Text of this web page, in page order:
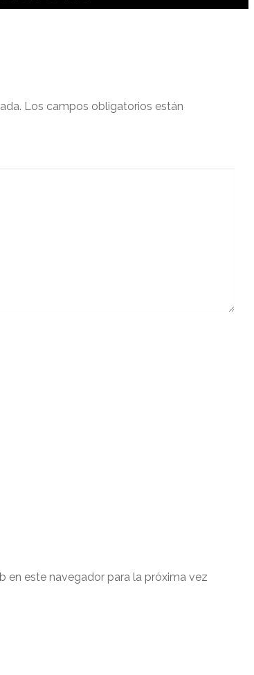
Los campos obligatorios están
en este navegador para la próxima vez